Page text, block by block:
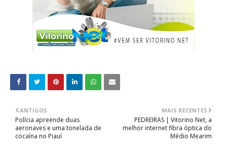
MAIS RECENTES
PEDREIRAS | Vitorino Net, a
melhor internet fibra óptica do
Médio Mearim
ANTIGOS
Polícia apreende duas
aeronaves e uma tonelada de
cocaína no Piauí